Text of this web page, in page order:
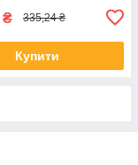
₴ 335,24 ₴
Купити